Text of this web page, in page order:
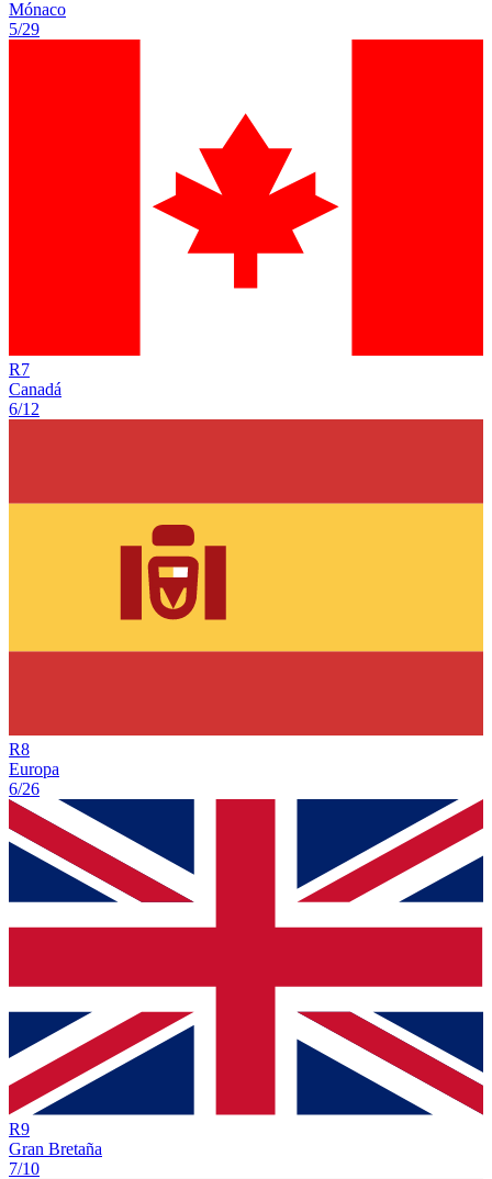
Mónaco
5/29
R7
Canadá
6/12
R8
Europa
6/26
R9
Gran Bretaña
7/10